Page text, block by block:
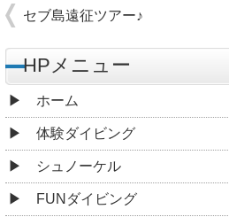
セブ島遠征ツアー♪
HPメニュー
ホーム
体験ダイビング
シュノーケル
FUNダイビング